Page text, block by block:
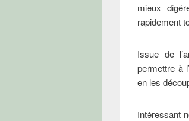
mieux
rapidement
Issue de
permettre à
en les
Intéressant